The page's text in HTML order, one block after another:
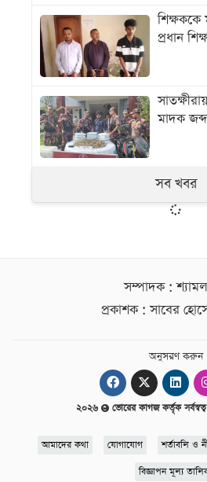
শিক্ষককে
প্রধান
মাদক
সব খবর
সম্পাদক :
প্রকাশক : সাবের
অনুসরণ করুন
২০২৬ ভোরের কাগজ কর্তৃক সর্বস্বত্ব
আমাদের কথা যোগাযোগ শর্তাবলি ও
বিজ্ঞাপন মূল্য